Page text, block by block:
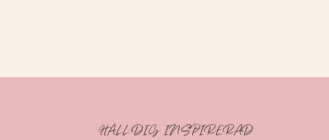
HÅLL DIG INSPIRERAD